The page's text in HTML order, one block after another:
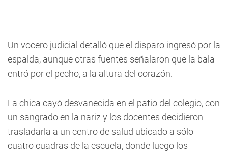
Un vocero judicial detalló que el disparo ingresó por la
espalda, aunque otras fuentes señalaron que la bala
entró por el pecho, a la altura del corazón.
La chica cayó desvanecida en el patio del colegio, con
un sangrado en la nariz y los docentes decidieron
trasladarla a un centro de salud ubicado a sólo
cuatro cuadras de la escuela, donde luego los